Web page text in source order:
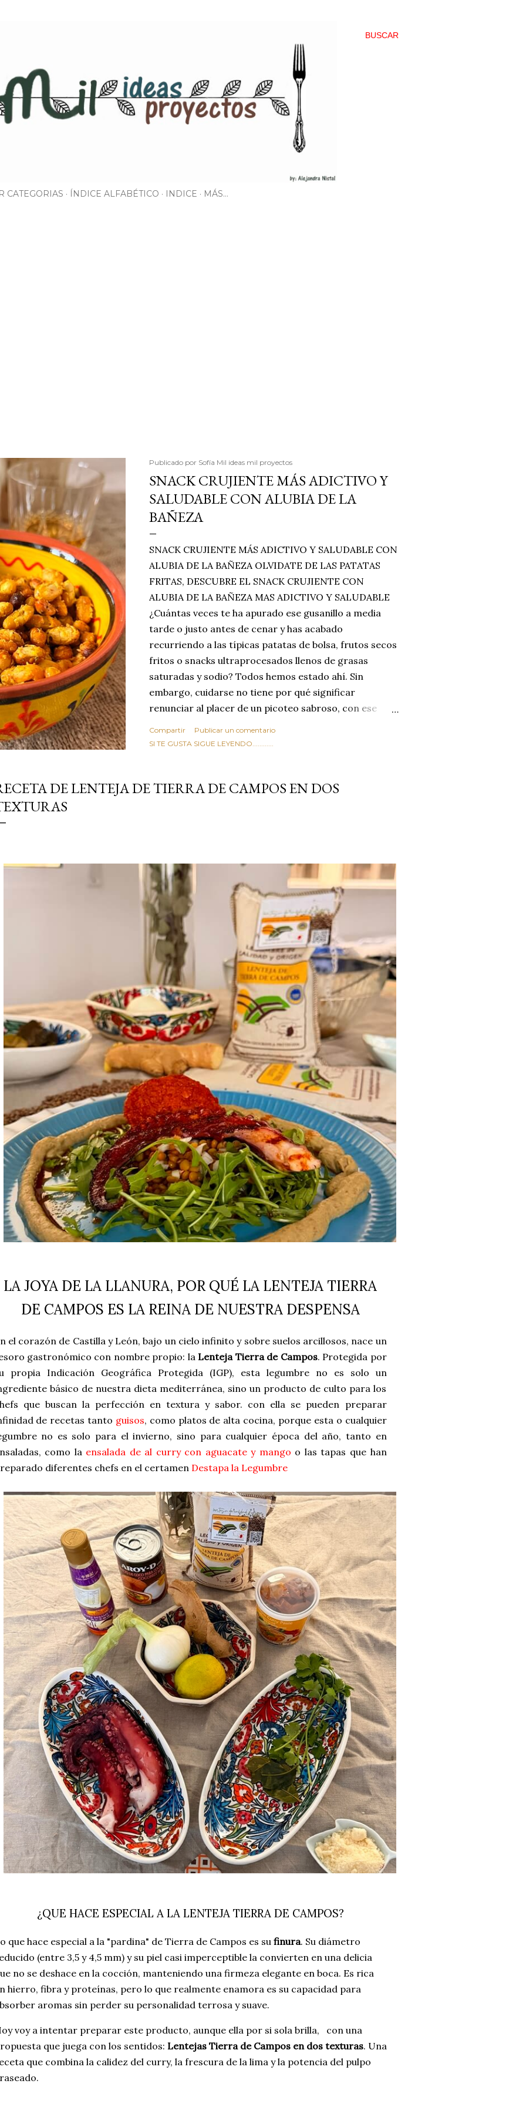
BUSCAR
CATEGORIAS ÍNDICE ALFABÉTICO INDICE MÁS…
Publicado por Sofía Mil ideas mil proyectos
SNACK CRUJIENTE MÁS ADICTIVO Y
SALUDABLE CON ALUBIA DE LA
BAÑEZA
SNACK CRUJIENTE MÁS ADICTIVO Y SALUDABLE CON
ALUBIA DE LA BAÑEZA OLVIDATE DE LAS PATATAS
FRITAS, DESCUBRE EL SNACK CRUJIENTE CON
ALUBIA DE LA BAÑEZA MAS ADICTIVO Y SALUDABLE
¿Cuántas veces te ha apurado ese gusanillo a media
tarde o justo antes de cenar y has acabado
recurriendo a las típicas patatas de bolsa, frutos secos
fritos o snacks ultraprocesados llenos de grasas
saturadas y sodio? Todos hemos estado ahí. Sin
embargo, cuidarse no tiene por qué significar
renunciar al placer de un picoteo sabroso, con ese
Estas alubias crujientes al horno van a cambiar por
tradicionales y copiosos de invierno. Con esta receta
Compartir
Publicar un comentario
SI TE GUSTA SIGUE LEYENDO............
DE LENTEJA DE TIERRA DE CAMPOS EN DOS
LA JOYA DE LA LLANURA, POR QUÉ LA LENTEJA TIERRA
DE CAMPOS ES LA REINA DE NUESTRA DESPENSA
el corazón de Castilla y León, bajo un cielo infinito y sobre suelos arcillosos, nace un
gastronómico con nombre propio: la Lenteja Tierra de Campos. Protegida por
propia Indicación Geográfica Protegida (IGP), esta legumbre no es solo un
básico de nuestra dieta mediterránea, sino un producto de culto para los
que buscan la perfección en textura y sabor. con ella se pueden preparar
de recetas tanto guisos, como platos de alta cocina, porque esta o cualquier
no es solo para el invierno, sino para cualquier época del año, tanto en
como la ensalada de al curry con aguacate y mango o las tapas que han
diferentes chefs en el certamen Destapa la Legumbre
¿QUE HACE ESPECIAL A LA LENTEJA TIERRA DE CAMPOS?
que hace especial a la "pardina" de Tierra de Campos es su finura. Su diámetro
(entre 3,5 y 4,5 mm) y su piel casi imperceptible la convierten en una delicia
no se deshace en la cocción, manteniendo una firmeza elegante en boca. Es rica
hierro, fibra y proteínas, pero lo que realmente enamora es su capacidad para
aromas sin perder su personalidad terrosa y suave.
voy a intentar preparar este producto, aunque ella por si sola brilla, con una
que juega con los sentidos: Lentejas Tierra de Campos en dos texturas. Una
que combina la calidez del curry, la frescura de la lima y la potencia del pulpo